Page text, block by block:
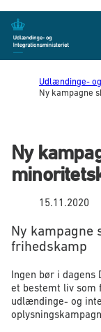
Gå til forsiden
Udlændinge-
Ny kampagne
Ny
15.11.2020
Ny kampagne
frihedskamp
Ingen bør i dagens
et bestemt liv som
udlændinge- og